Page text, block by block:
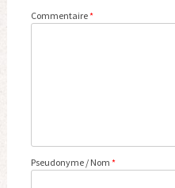
Commentaire*
Pseudonyme / Nom *